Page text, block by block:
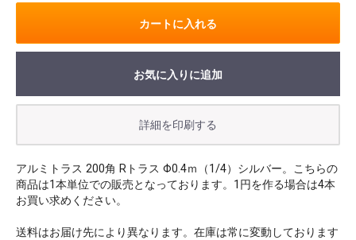
カートに入れる
お気に入りに追加
アルミトラス 200角 Rトラス Φ0.4ｍ（1/4）シルバー。こちらの
商品は1本単位での販売となっております。1円を作る場合は4本
お買い求めください。
送料はお届け先により異なります。在庫は常に変動しております